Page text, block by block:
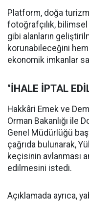
Platform, doğa
fotoğrafçılık,
gibi alanların
korunabileceğini
ekonomik imkanlar
"İHALE İPTAL
Hakkâri Emek ve
Orman Bakanlığı ile
Genel Müdürlüğü
çağrıda bulunarak,
keçisinin avlanması
edilmesini istedi.
Açıklamada ayrıca,